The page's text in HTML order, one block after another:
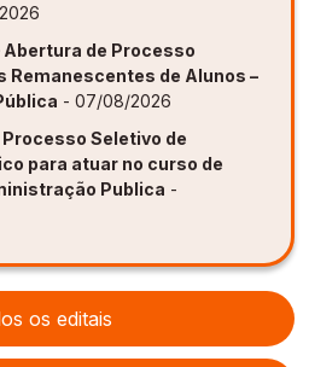
Abertura de Processo
Remanescentes de Alunos –
- 07/08/2026
Seletivo de
para atuar no curso de
Publica -
os editais